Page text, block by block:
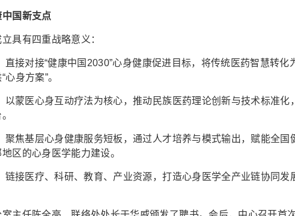
国新支点
具有四重战略意义：
直接对接“健康中国2030”心身健康促进目标，将传统医药智慧转化
身方案”。
以蒙医心身互动疗法为核心，推动民族医药理论创新与技术标准化
聚焦基层心身健康服务短板，通过人才培养与模式输出，赋能全国
区的心身医学能力建设。
链接医疗、科研、教育、产业资源，打造心身医学全产业链协同发